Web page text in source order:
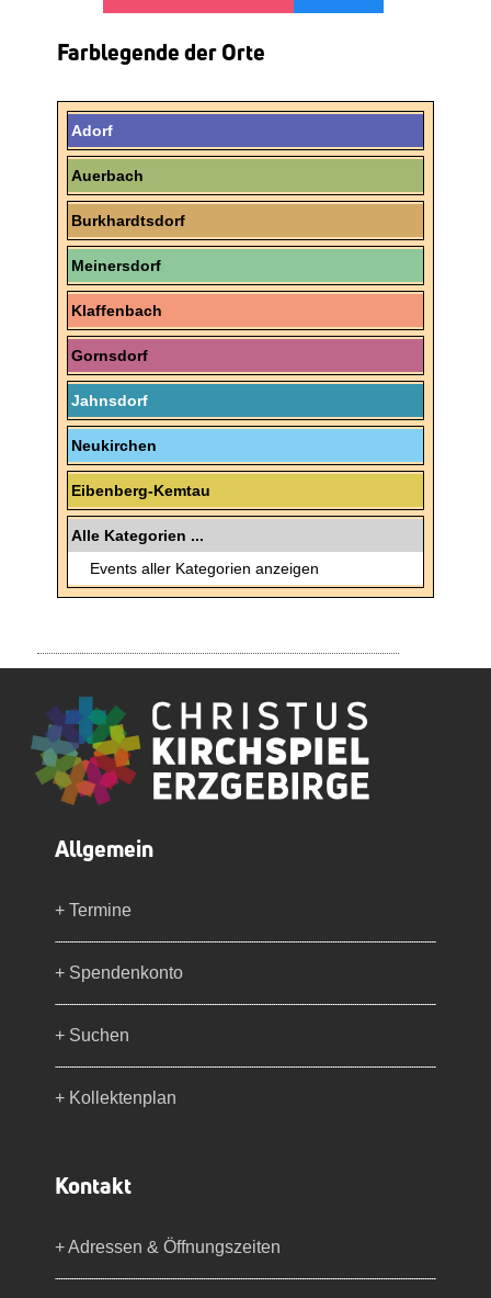
Farblegende der Orte
Adorf
Auerbach
Burkhardtsdorf
Meinersdorf
Klaffenbach
Gornsdorf
Jahnsdorf
Neukirchen
Eibenberg-Kemtau
Alle Kategorien ...
Events aller Kategorien anzeigen
Allgemein
+ Termine
+ Spendenkonto
+ Suchen
+ Kollektenplan
Kontakt
+ Adressen & Öffnungszeiten